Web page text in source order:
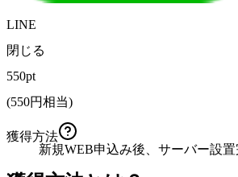
LINE
閉じる
550pt
(550円相当)
獲得方法
新規WEB申込み後、サーバー設置